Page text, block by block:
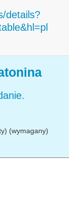
details?
(wymagany)